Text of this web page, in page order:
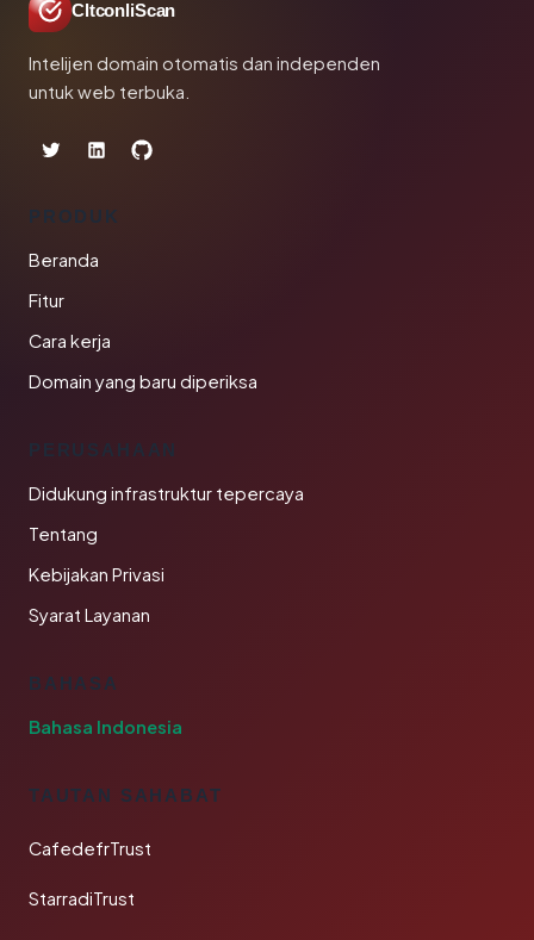
CltconliScan
Intelijen domain otomatis dan independen
untuk web terbuka.
PRODUK
Beranda
Fitur
Cara kerja
Domain yang baru diperiksa
PERUSAHAAN
Didukung infrastruktur tepercaya
Tentang
Kebijakan Privasi
Syarat Layanan
BAHASA
Bahasa Indonesia
TAUTAN SAHABAT
CafedefrTrust
StarradiTrust